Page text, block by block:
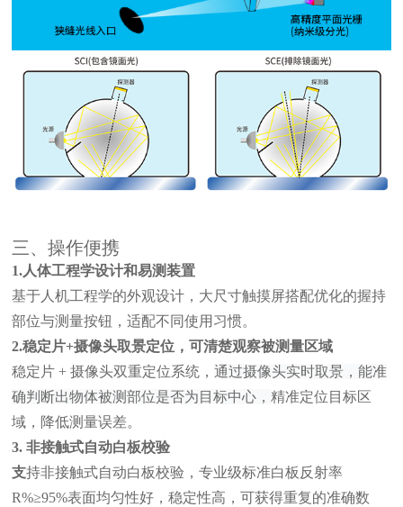
三、操作便携
1.人体工程学设计和易测装置
基于人机工程学的外观设计，大尺寸触摸屏搭配优化的握持
部位与测量按钮，适配不同使用习惯。
2.稳定片+摄像头取景定位，可清楚观察被测量区域
稳定片 + 摄像头双重定位系统，通过摄像头实时取景，能准
确判断出物体被测部位是否为目标中心，精准定位目标区
域，降低测量误差。
3.非接触式自动白板校验
支持非接触式自动白板校验，专业级标准白板反射率
R%≥95%表面均匀性好，稳定性高，可获得重复的准确数